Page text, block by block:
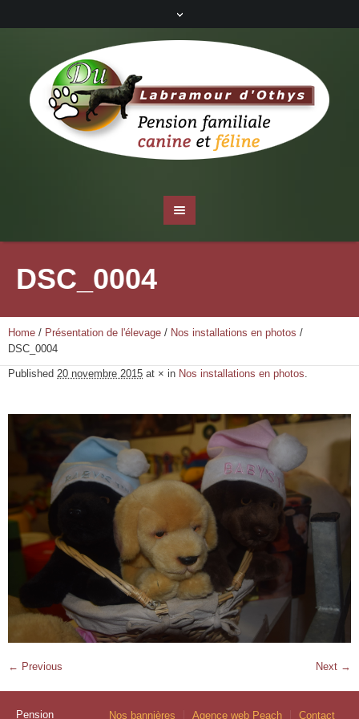
DSC_0004
Home / Présentation de l'élevage / Nos installations en photos /
DSC_0004
Published 20 novembre 2015 at × in Nos installations en photos.
← Previous Next →
Nos bannières Agence web Peach Contact
Pension